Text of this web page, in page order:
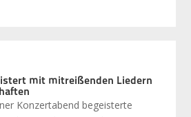
mit mitreißenden Liedern
Konzertabend begeisterte